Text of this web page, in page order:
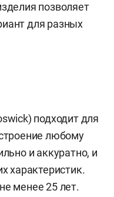
позволяет
для разных
подходит для
любому
и аккуратно, и
характеристик.
менее 25 лет.